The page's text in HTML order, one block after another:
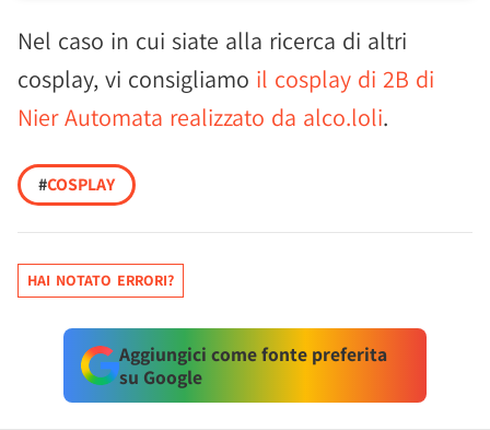
Nel caso in cui siate alla ricerca di altri
cosplay, vi consigliamo il cosplay di 2B di
Nier Automata realizzato da alco.loli.
#COSPLAY
HAI NOTATO ERRORI?
Aggiungici come fonte preferita
su Google